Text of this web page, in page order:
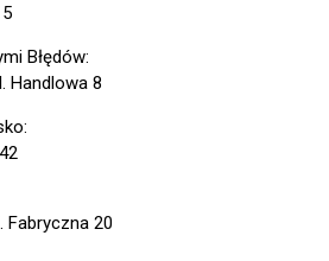
Błędów:
Handlowa 8
Fabryczna 20